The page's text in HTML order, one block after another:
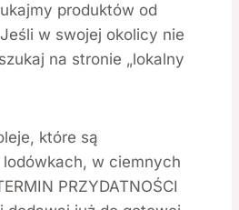
produktów od
Jeśli w swojej okolicy nie
na stronie „lokalny
które są
w ciemnych
PRZYDATNOŚCI